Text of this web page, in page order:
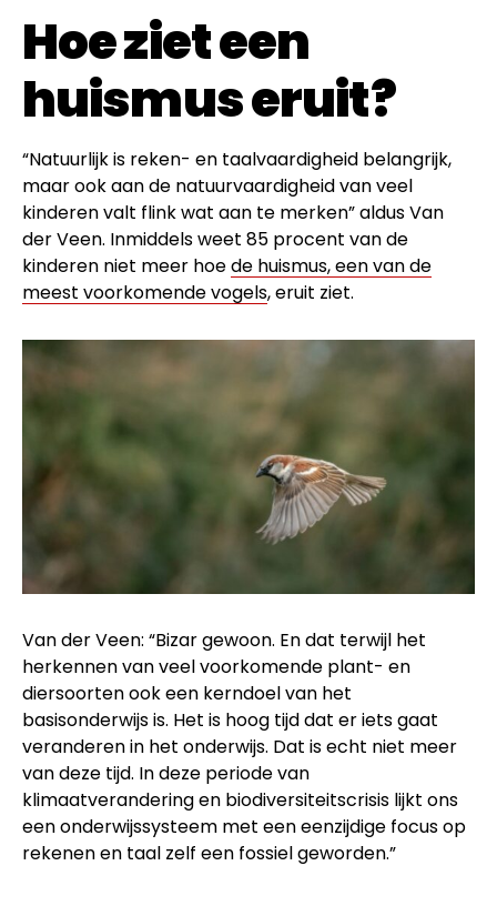
Hoe ziet een
huismus eruit?
“Natuurlijk is reken- en taalvaardigheid belangrijk,
maar ook aan de natuurvaardigheid van veel
kinderen valt flink wat aan te merken” aldus Van
der Veen. Inmiddels weet 85 procent van de
kinderen niet meer hoede huismus, een van de
meest voorkomende vogels, eruit ziet.
Van der Veen: “Bizar gewoon. En dat terwijl het
herkennen van veel voorkomende plant- en
diersoorten ook een kerndoel van het
basisonderwijs is. Het is hoog tijd dat er iets gaat
veranderen in het onderwijs. Dat is echt niet meer
van deze tijd. In deze periode van
klimaatverandering en biodiversiteitscrisis lijkt ons
een onderwijssysteem met een eenzijdige focus op
rekenen en taal zelf een fossiel geworden.”